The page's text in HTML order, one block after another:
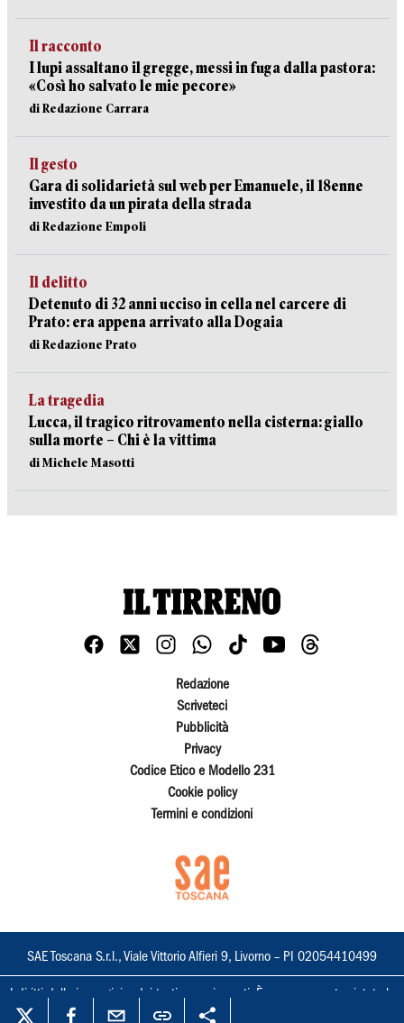
Il racconto
I lupi assaltano il gregge, messi in fuga dalla pastora:
«Così ho salvato le mie pecore»
di Redazione Carrara
Il gesto
Gara di solidarietà sul web per Emanuele, il 18enne
investito da un pirata della strada
di Redazione Empoli
Il delitto
Detenuto di 32 anni ucciso in cella nel carcere di
Prato: era appena arrivato alla Dogaia
di Redazione Prato
La tragedia
Lucca, il tragico ritrovamento nella cisterna: giallo
sulla morte – Chi è la vittima
di Michele Masotti
Redazione
Scriveteci
Pubblicità
Privacy
Codice Etico e Modello 231
Cookie policy
Termini e condizioni
SAE Toscana S.r.l., Viale Vittorio Alfieri 9, Livorno – PI 02054410499
I diritti delle immagini e dei testi sono riservati. È espressamente vietata la
loro riproduzione con qualsiasi mezzo e l'adattamento totale o parziale.